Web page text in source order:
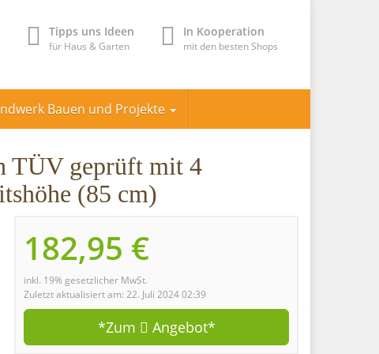
Tipps uns Ideen
für Haus & Garten
In Kooperation
mit den besten Shops
Bauen und Projekte
TÜV geprüft mit 4
(85 cm)
182,95 €
inkl. 19% gesetzlicher MwSt.
Zuletzt aktualisiert am: 22. Juli 2024 02:39
*Zum Angebot*